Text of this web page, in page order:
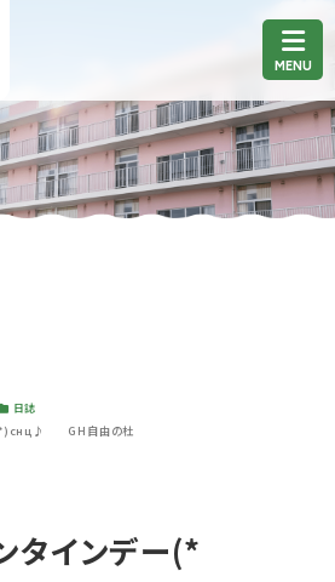
日誌
GH自由の杜
タインデー(*